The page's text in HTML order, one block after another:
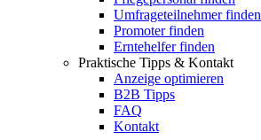
Umfrageteilnehmer finden
Promoter finden
Erntehelfer finden
Praktische Tipps & Kontakt
Anzeige optimieren
B2B Tipps
FAQ
Kontakt